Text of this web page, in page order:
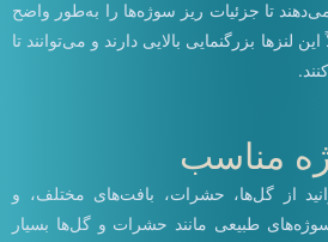
تا جزئیات ریز سوژه‌ها را به‌طور واضح
لنزها بزرگنمایی بالایی دارند و می‌توانند تا
از گل‌ها، حشرات، بافت‌های مختلف، و
طبیعی مانند حشرات و گل‌ها بسیار